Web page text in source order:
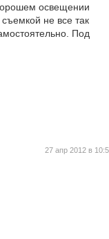
освещении
не все так
Под
27 апр 2012 в